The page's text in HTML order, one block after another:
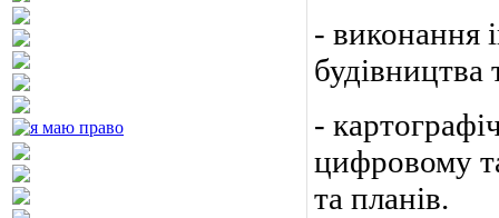
- виконання
будівництва
-
цифровому
та планів.